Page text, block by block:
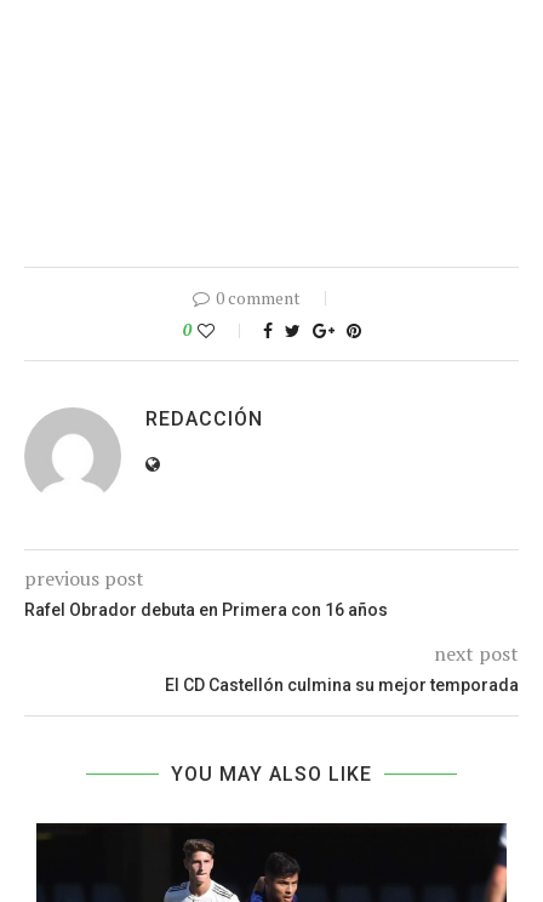
0 comment
0
REDACCIÓN
previous post
Rafel Obrador debuta en Primera con 16 años
next post
El CD Castellón culmina su mejor temporada
YOU MAY ALSO LIKE